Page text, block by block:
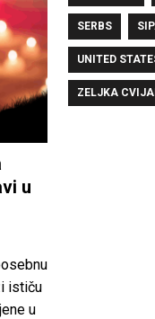
u
ističu
u
SERBS
UNITED
ZELJKA